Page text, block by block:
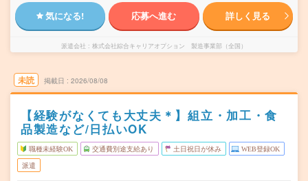
気になる! 応募へ進む 詳しく見る
派遣会社 株式会社綜合キャリアオプション 製造事業部（全国）
未読 掲載日 2026/08/08
【経験がなくても大丈夫＊】組立・加工・食
品製造など/日払いOK
職種未経験OK 交通費別途支給あり 土日祝日が休み WEB登録OK
派遣